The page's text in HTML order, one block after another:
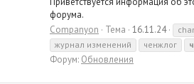
форума.
Companyon
Тема 16.11.24
журнал изменений
ченжлог
Форум: Обновления